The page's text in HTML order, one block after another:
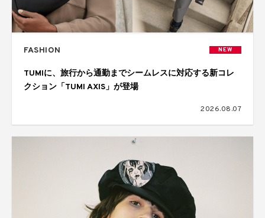
FASHION NEW
TUMIに、旅行から通勤までシームレスに対応する新コレ
クション「TUMI AXIS」が登場
2026.08.07